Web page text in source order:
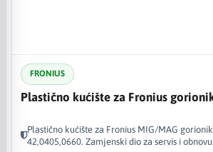
FRONIUS
Plastično kućište za Fronius
Plastično kućište za Fronius MIG/MAG
42,0405,0660. Zamjenski dio za servis i